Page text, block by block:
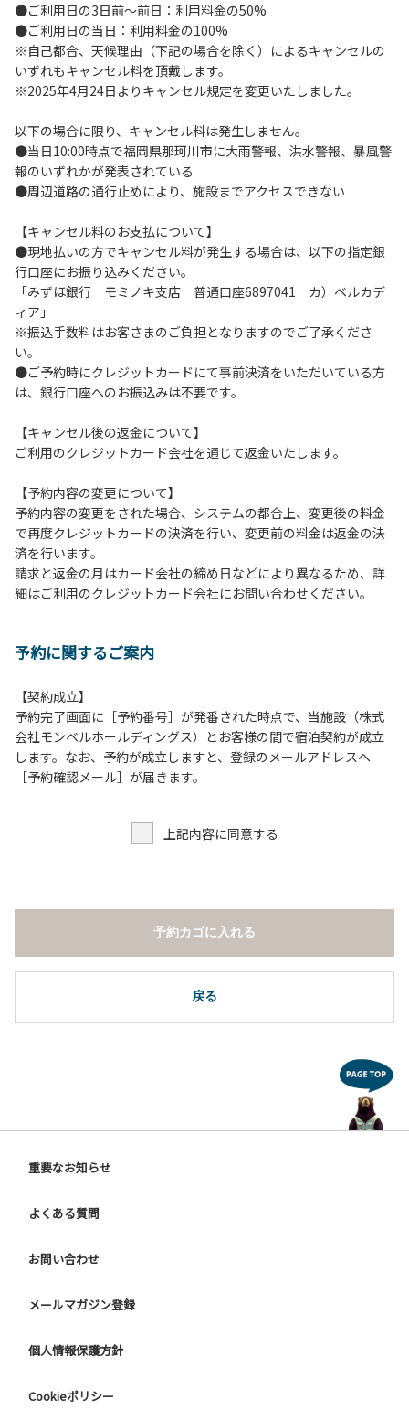
い。
４．当ベースキャンプ内を車で移動する場合は徐行運転（5
ｋｍ/ｈ以下）を行なってください。
５．駐車車輌のダッシュボードに受付時お渡しする駐車プレ
ートを掲示してください。
てください。
７．BBQ及び焚火台の灰につきましては鎮火を確認した上で
指定の回収場所へ廃棄してください。
８．ペットの糞は燃えるごみとして処理してください。
序、善良の風俗に反する恐れのある場合には、ご利用をお断
りいたします。
１０．不可抗力以外の事由により建造物、家具、備品、その
他の物品を損傷、紛失、汚染させた場合には、相当額を弁償
していただくことがあります。
１１．当ベースキャンプ内（駐車場を含む）での事故や盗難
などにつきましては、一切の責任を負いかねます。
１２．車中で宿泊される場合は、必ずエンジンを停止してく
ださい。
１４．21時～翌朝６時の間キャンプ場内での車輌の移動はご
遠慮ください。
【当ベースキャンプでの禁止事項】
１．花火（手持ちや打ち上げなど全て）。
２．地面への直火による焚き火、BBQ、キャンプファイヤ
ー。
３．ボールなどを使った野球、キャッチボール・サッカーな
周辺の広場で行ってください。
となりますので、絶対に行わないでください。
４．大きな音で音楽や楽器などを鳴らす行為 但し貸切イベン
トは除く。
５．発電機の使用 但し貸切イベントは除く。
６．申込みされたサイト以外のサイトの利用や共用部（シャ
デイキャンプ 但し盲導犬、介助犬は除く。
１０．その他 周りに迷惑となるような行為（夜間の大声での
談笑等）や他人に嫌悪感を与えるような行為。
【ウォールテンテッド利用に際しての注意事項ならびに禁止
４．ご訪問客とウォールテンテッド内での面会はご遠慮願い
５．薪ストーブを使用される際は、ご利用手引きをご確認い
ただき、適切にご利用ください。
ご利用ください。
【ドギーキャンプサイトご利用に際してのご案内ならびに注
ご利用にあたり、愛犬の予防接種証明書を確認しています。
① 狂犬病予防注射接種証明書
票」
●ご利用日の3日前～前日：利用料金の50%
●ご利用日の当日：利用料金の100%
※自己都合、天候理由（下記の場合を除く）によるキャンセルの
いずれもキャンセル料を頂戴します。
※2025年4月24日よりキャンセル規定を変更いたしました。
以下の場合に限り、キャンセル料は発生しません。
●当日10:00時点で福岡県那珂川市に大雨警報、洪水警報、暴風警
報のいずれかが発表されている
●周辺道路の通行止めにより、施設までアクセスできない
【キャンセル料のお支払について】
●現地払いの方でキャンセル料が発生する場合は、以下の指定銀
行口座にお振り込みください。
「みずほ銀行 モミノキ支店 普通口座6897041 カ）ベルカデ
ィア」
※振込手数料はお客さまのご負担となりますのでご了承くださ
い。
●ご予約時にクレジットカードにて事前決済をいただいている方
は、銀行口座へのお振込みは不要です。
【キャンセル後の返金について】
ご利用のクレジットカード会社を通じて返金いたします。
【予約内容の変更について】
予約内容の変更をされた場合、システムの都合上、変更後の料金
で再度クレジットカードの決済を行い、変更前の料金は返金の決
済を行います。
請求と返金の月はカード会社の締め日などにより異なるため、詳
細はご利用のクレジットカード会社にお問い合わせください。
予約に関するご案内
【契約成立】
予約完了画面に［予約番号］が発番された時点で、当施設（株式
会社モンベルホールディングス）とお客様の間で宿泊契約が成立
します。なお、予約が成立しますと、登録のメールアドレスへ
［予約確認メール］が届きます。
上記内容に同意する
戻る
予約カゴに入れる
重要なお知らせ
よくある質問
お問い合わせ
メールマガジン登録
個人情報保護方針
Cookieポリシー